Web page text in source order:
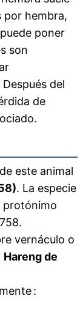
por hembra,
poner
son
del
de
este animal
. La especie
protónimo
vernáculo o
Hareng de
: